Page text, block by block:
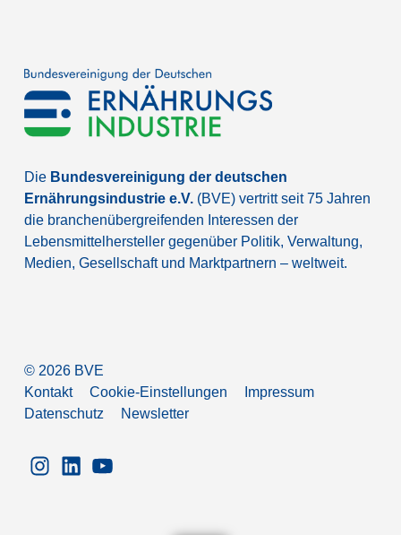
Die Bundesvereinigung der deutschen
Ernährungsindustrie e.V. (BVE) vertritt seit 75 Jahren
die branchenübergreifenden Interessen der
Lebensmittelhersteller gegenüber Politik, Verwaltung,
Medien, Gesellschaft und Marktpartnern – weltweit.
© 2026BVE
Kontakt
Cookie-Einstellungen
Impressum
Datenschutz
Newsletter